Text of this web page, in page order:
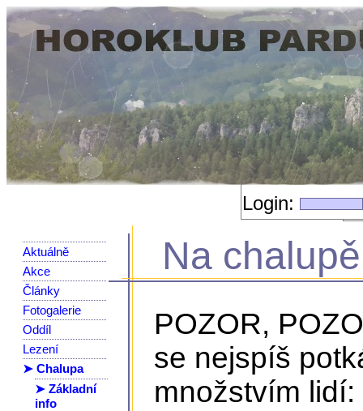
Login:
Aktuálně
Akce
Články
Fotogalerie
Oddíl
Lezení
➤ Chalupa
➤ Základní
info
Na
POZOR,
se nejspíš
množstvím lidí: